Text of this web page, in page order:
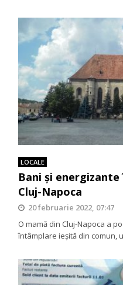
LOCALE
Bani și
Cluj-Napoca
20 februarie 2022, 07:47
O mamă din Cluj-Napoca a
întâmplare ieșită din comun,